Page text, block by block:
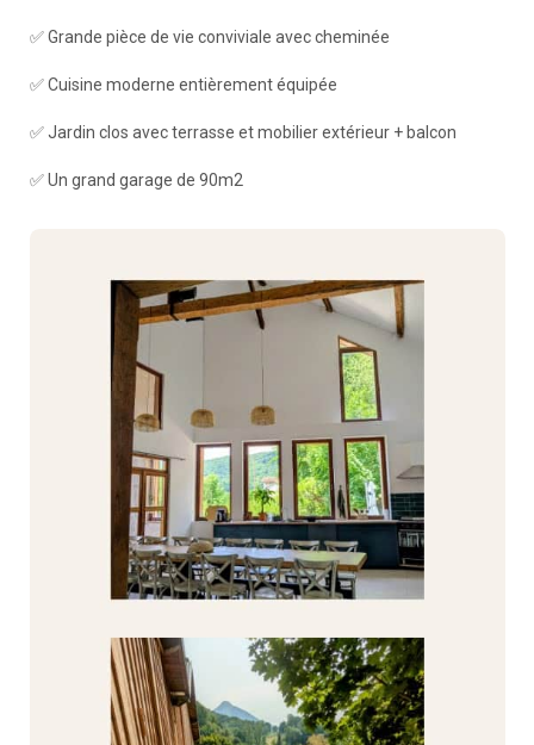
✅ Grande pièce de vie conviviale avec cheminée
✅ Cuisine moderne entièrement équipée
✅ Jardin clos avec terrasse et mobilier extérieur + balcon
✅ Un grand garage de 90m2